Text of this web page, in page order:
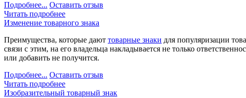
Подробнее... Оставить отзыв
Читать подробнее
Изменение товарного знака
Преимущества, которые дают товарные знаки для популяризации
связи с этим, на его владельца накладывается не только
или добавить не получится.
Подробнее... Оставить отзыв
Читать подробнее
Изобразительный товарный знак